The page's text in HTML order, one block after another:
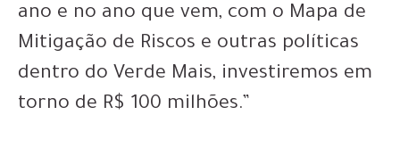
ano e no ano que vem, com o Mapa de
Mitigação de Riscos e outras políticas
dentro do Verde Mais, investiremos em
torno de R$ 100 milhões.”